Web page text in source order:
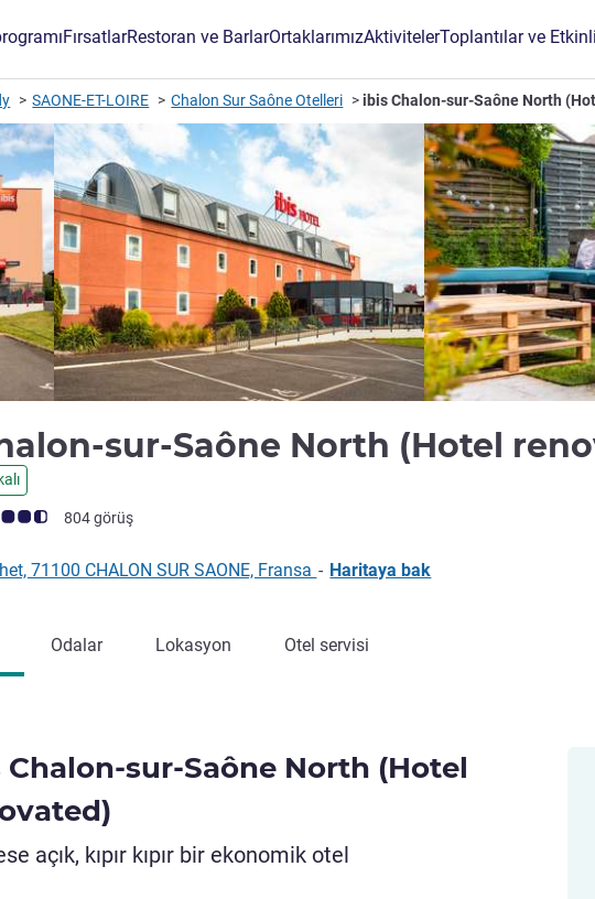
FırsatlarRestoran ve BarlarOrtaklarımızAktivitelerToplantılar ve
SAONE-ET-LOIRE Chalon Sur Saône Otelleri ibis Chalon-sur-Saône North
sur-Saône North (Hotel
(ALL Puanlama)
804 görüş
71100 CHALON SUR SAONE, Fransa - Haritaya bak
Odalar Lokasyon Otel servisi
Chalon-sur-Saône North (Hotel
açık, kıpır kıpır bir ekonomik otel